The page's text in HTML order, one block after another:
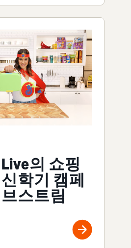
의 쇼핑
학기 캠페
스트림